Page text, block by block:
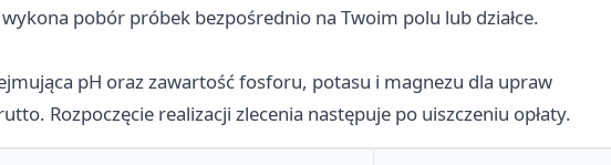
pobór próbek bezpośrednio na Twoim polu lub działce.
pH oraz zawartość fosforu, potasu i magnezu dla upraw
Rozpoczęcie realizacji zlecenia następuje po uiszczeniu opłaty.